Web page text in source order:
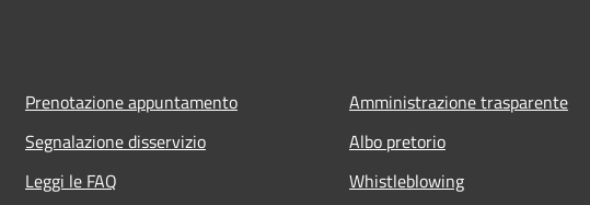
Prenotazione appuntamento
Segnalazione disservizio
Leggi le FAQ
Amministrazione trasparente
Albo pretorio
Whistleblowing